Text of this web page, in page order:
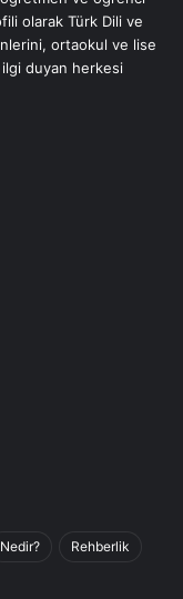
olarak Türk Dili ve
ortaokul ve lise
duyan herkesi
Nedir? Rehberlik